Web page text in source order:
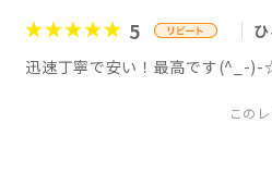
5
迅速丁寧で安い！最高です(^_-
この